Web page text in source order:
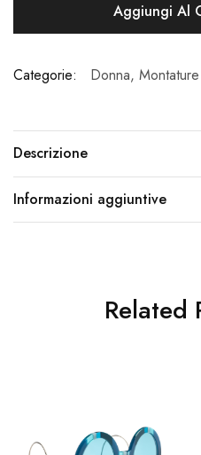
Aggiungi Al
Categorie: Donna,
Descrizione
Informazioni aggiuntive
Related